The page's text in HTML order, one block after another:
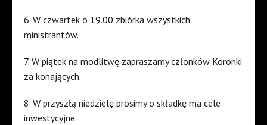
6. W czwartek o 19.00 zbiórka wszystkich
ministrantów.
7. W piątek na modlitwę zapraszamy członków Koronki
za konających.
8. W przyszłą niedzielę prosimy o składkę ma cele
inwestycyjne.